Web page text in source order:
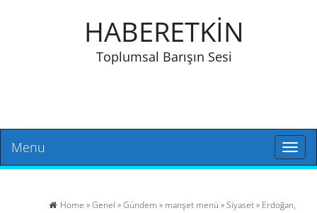
HABERETKİN
Toplumsal Barışın Sesi
Toggle
Menu
Home »Genel »Gündem » manşet menü »Siyaset» Erdoğan,